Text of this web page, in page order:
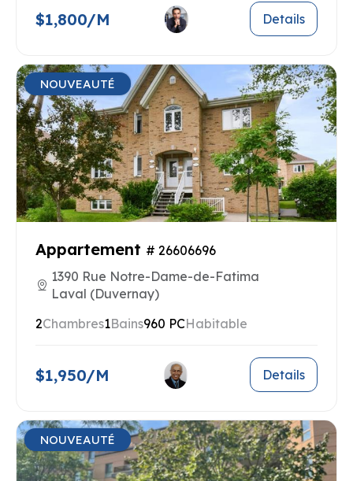
$1,800/M Details
NOUVEAUTÉ
Appartement # 26606696
1390 Rue Notre-Dame-de-Fatima
Laval (Duvernay)
2Chambres1Bains960 PCHabitable
$1,950/M Details
NOUVEAUTÉ